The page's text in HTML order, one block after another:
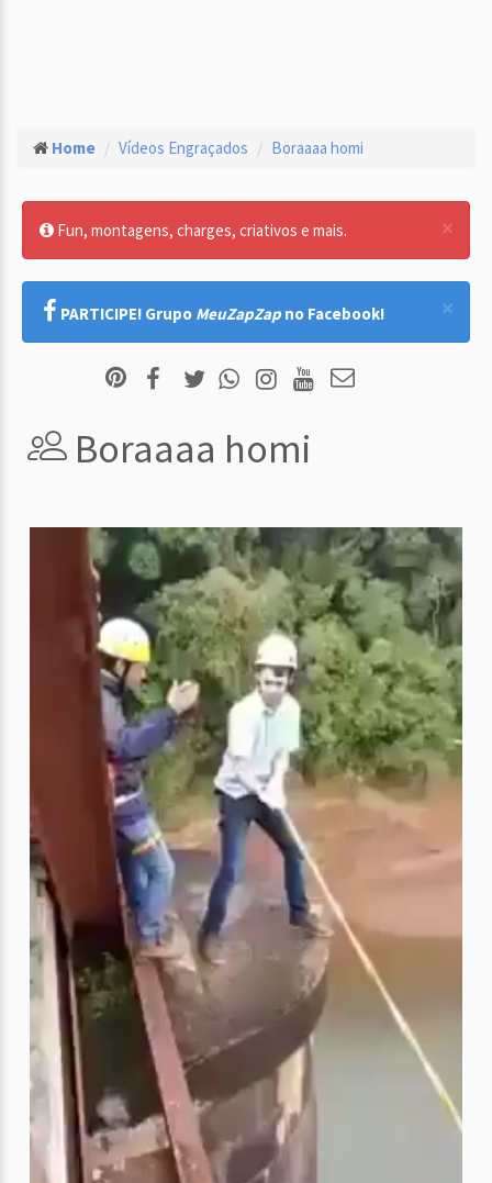
Home Vídeos Engraçados Boraaaa homi
×
Fun, montagens, charges, criativos e mais.
×
PARTICIPE! Grupo MeuZapZap no Facebook!
Boraaaa homi